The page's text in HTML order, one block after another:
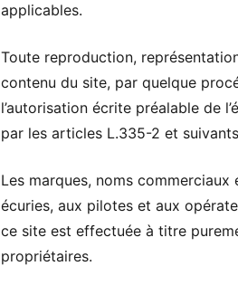
applicables.
Toute reproduction,
contenu du site, par quelque
l’autorisation écrite préalable de
par les articles L.335-2 et
Les marques, noms
écuries, aux pilotes et aux
ce site est effectuée à titre
propriétaires.